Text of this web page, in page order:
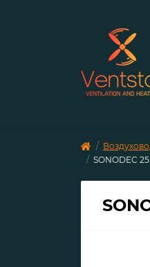
SONODEC